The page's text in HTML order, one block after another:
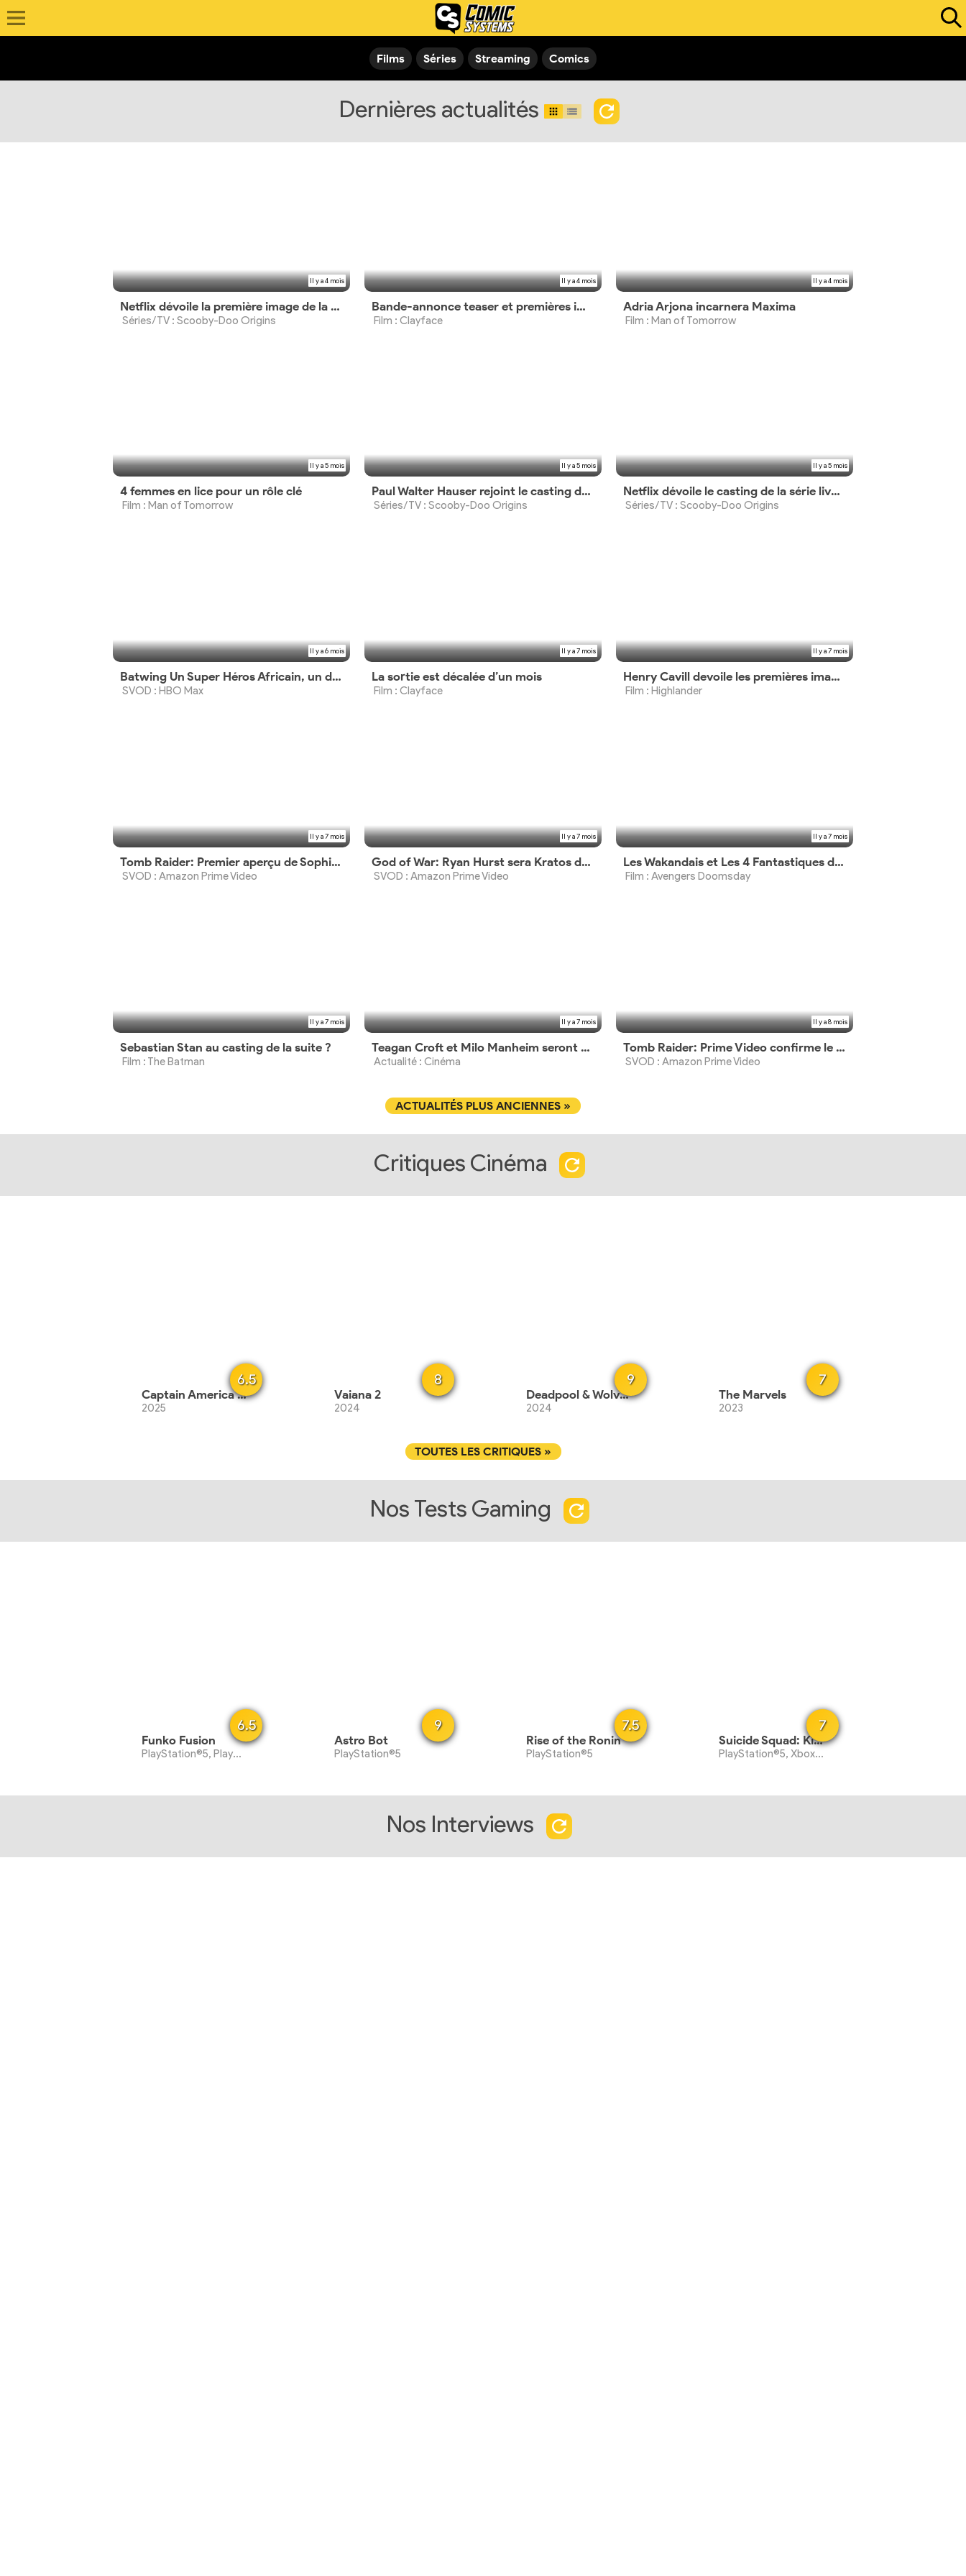
Films Séries Streaming Comics
Dernières actualités
Il y a 4 mois
Netflix dévoile la première image de la série
Séries/TV : Scooby-Doo Origins
Il y a 4 mois
Bande-annonce teaser et premières images du film d'horreur
Film : Clayface
Il y a 4 mois
Adria Arjona incarnera Maxima
Film : Man of Tomorrow
Il y a 5 mois
4 femmes en lice pour un rôle clé
Film : Man of Tomorrow
Il y a 5 mois
Paul Walter Hauser rejoint le casting de la série live-action Netflix
Séries/TV : Scooby-Doo Origins
Il y a 5 mois
Netflix dévoile le casting de la série live-action
Séries/TV : Scooby-Doo Origins
Il y a 6 mois
Batwing Un Super Héros Africain, un documentaire disponible le 6 mars 2026
SVOD : HBO Max
Il y a 7 mois
La sortie est décalée d’un mois
Film : Clayface
Il y a 7 mois
Henry Cavill devoile les premières images du film
Film : Highlander
Il y a 7 mois
Tomb Raider: Premier aperçu de Sophie Turner en Lara Croft, début du tournage
SVOD : Amazon Prime Video
Il y a 7 mois
God of War: Ryan Hurst sera Kratos dans la série Prime Video
SVOD : Amazon Prime Video
Il y a 7 mois
Les Wakandais et Les 4 Fantastiques dans le quatrième teaser
Film : Avengers Doomsday
Il y a 7 mois
Sebastian Stan au casting de la suite ?
Film : The Batman
Il y a 7 mois
Teagan Croft et Milo Manheim seront Raiponce et Flynn en live-action
Actualité : Cinéma
Il y a 8 mois
Tomb Raider: Prime Video confirme le casting de la série
SVOD : Amazon Prime Video
ACTUALITÉS PLUS ANCIENNES »
Critiques Cinéma
6.5
Captain America - Brave New World
2025
8
Vaiana 2
2024
9
Deadpool & Wolverine
2024
7
The Marvels
2023
TOUTES LES CRITIQUES »
Nos Tests Gaming
6.5
Funko Fusion
PlayStation®5, PlayStation®4, Xbox Series X|S, PC, Nintendo Switch
9
Astro Bot
PlayStation®5
7.5
Rise of the Ronin
PlayStation®5
7
Suicide Squad: Kill The Justice League
PlayStation®5, Xbox Series X|S, PC
Nos Interviews